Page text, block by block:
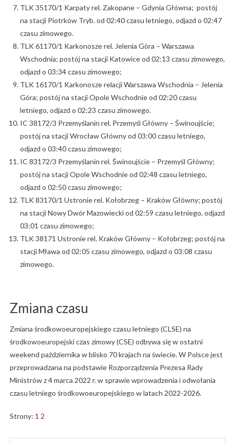
TLK 35170/1 Karpaty rel. Zakopane – Gdynia Główna; postój
na stacji Piotrków Tryb. od 02:40 czasu letniego, odjazd o 02:47
czasu zimowego.
TLK 61170/1 Karkonosze rel. Jelenia Góra – Warszawa
Wschodnia; postój na stacji Katowice od 02:13 czasu zimowego,
odjazd o 03:34 czasu zimowego;
TLK 16170/1 Karkonosze relacji Warszawa Wschodnia – Jelenia
Góra; postój na stacji Opole Wschodnie od 02:20 czasu
letniego, odjazd o 02:23 czasu zimowego.
IC 38172/3 Przemyślanin rel. Przemyśl Główny – Świnoujście;
postój na stacji Wrocław Główny od 03:00 czasu letniego,
odjazd o 03:40 czasu zimowego;
IC 83172/3 Przemyślanin rel. Świnoujście – Przemyśl Główny;
postój na stacji Opole Wschodnie od 02:48 czasu letniego,
odjazd o 02:50 czasu zimowego;
TLK 83170/1 Ustronie rel. Kołobrzeg – Kraków Główny; postój
na stacji Nowy Dwór Mazowiecki od 02:59 czasu letniego, odjazd
03:01 czasu zimowego;
TLK 38171 Ustronie rel. Kraków Główny – Kołobrzeg; postój na
stacji Mława od 02:05 czasu zimowego, odjazd o 03:08 czasu
zimowego.
Zmiana czasu
Zmiana środkowoeuropejskiego czasu letniego (CLSE) na
środkowoeuropejski czas zimowy (CSE) odbywa się w ostatni
weekend października w blisko 70 krajach na świecie. W Polsce jest
przeprowadzana na podstawie Rozporządzenia Prezesa Rady
Ministrów z 4 marca 2022 r. w sprawie wprowadzenia i odwołania
czasu letniego środkowoeuropejskiego w latach 2022-2026.
Strony: 1 2